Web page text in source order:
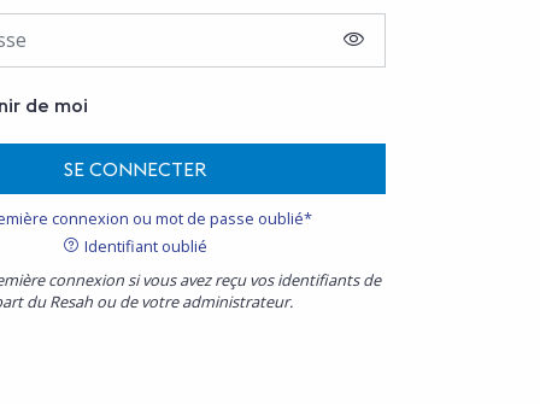
AFFICHER LE MOT
de moi
SE CONNECTER
connexion ou mot de passe oublié*
Identifiant oublié
connexion si vous avez reçu vos identifiants de
du Resah ou de votre administrateur.